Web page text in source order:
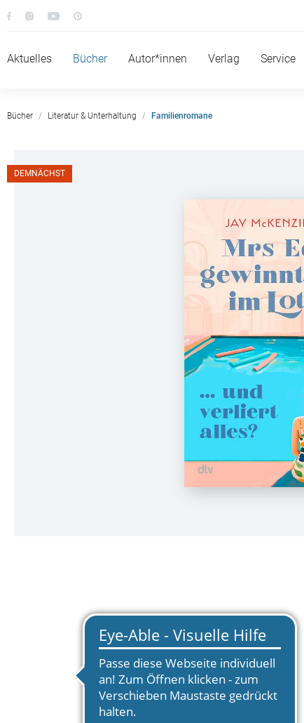
Aktuelles Bücher Autor*innen Verlag Service
Bücher Literatur & Unterhaltung Familienromane
DEMNÄCHST